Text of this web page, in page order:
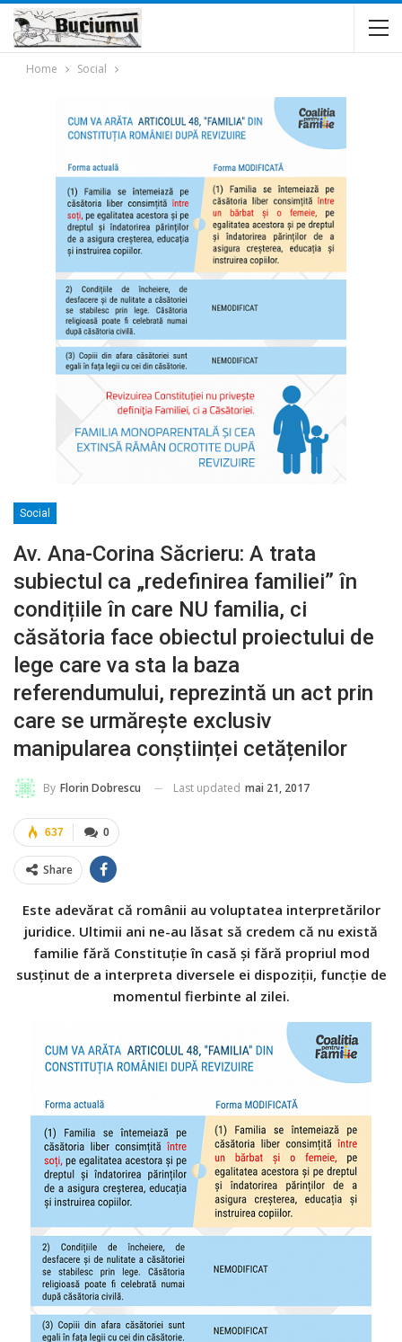
Home Social
Social
Av. Ana-Corina Săcrieru: A trata
subiectul ca „redefinirea familiei” în
condițiile în care NU familia, ci
căsătoria face obiectul proiectului de
lege care va sta la baza
referendumului, reprezintă un act prin
care se urmărește exclusiv
manipularea conștiinței cetățenilor
By Florin Dobrescu Last updated mai 21, 2017
0
637
Share
Este adevărat că românii au voluptatea interpretărilor
juridice. Ultimii ani ne-au lăsat să credem că nu există
familie fără Constituție în casă și fără propriul mod
susținut de a interpreta diversele ei dispoziții, funcție de
momentul fierbinte al zilei.